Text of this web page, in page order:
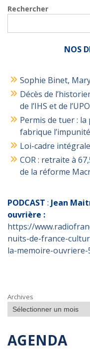
Rechercher
NOS
Sophie Binet,
Décès de
de l’IHS et de
Permis de tuer :
fabrique
Loi-cadre
COR : retraite à
de la réforme
PODCAST : Jean
ouvrière :
https://
nuits-de-france-
la-memoire-ouvriere-
Archives
AGENDA